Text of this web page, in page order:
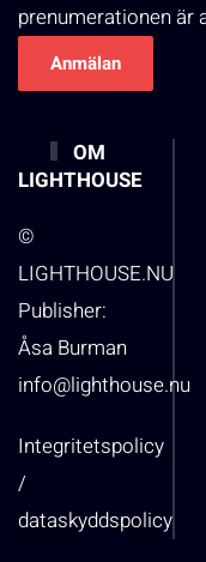
prenumerationen är
OM
LIGHTHOUSE
©
LIGHTHOUSE.NU
Publisher:
Åsa Burman
info@lighthouse.nu
Integritetspolicy
/
dataskyddspolicy